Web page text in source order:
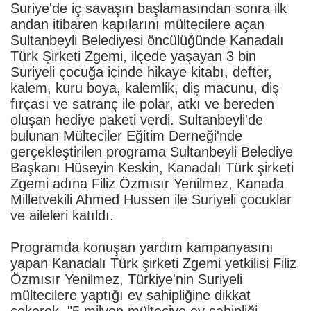
Suriye'de iç savaşın başlamasından sonra ilk
andan itibaren kapılarını mültecilere açan
Sultanbeyli Belediyesi öncülüğünde Kanadalı
Türk Şirketi Zgemi, ilçede yaşayan 3 bin
Suriyeli çocuğa içinde hikaye kitabı, defter,
kalem, kuru boya, kalemlik, diş macunu, diş
fırçası ve satranç ile polar, atkı ve bereden
oluşan hediye paketi verdi. Sultanbeyli'de
bulunan Mülteciler Eğitim Derneği'nde
gerçekleştirilen programa Sultanbeyli Belediye
Başkanı Hüseyin Keskin, Kanadalı Türk şirketi
Zgemi adına Filiz Özmısır Yenilmez, Kanada
Milletvekili Ahmed Hussen ile Suriyeli çocuklar
ve aileleri katıldı.
Programda konuşan yardım kampanyasını
yapan Kanadalı Türk şirketi Zgemi yetkilisi Filiz
Özmısır Yenilmez, Türkiye'nin Suriyeli
mültecilere yaptığı ev sahipliğine dikkat